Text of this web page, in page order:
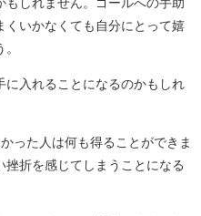
しれません。ゴールへの手助
くいかなくても自分にとって嬉
に入れることになるのかもしれ
った人は何も得ることができま
折を感じてしまうことになる